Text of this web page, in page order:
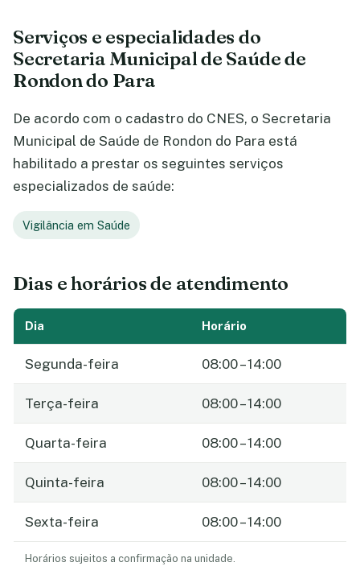
Serviços e especialidades do
Secretaria Municipal de Saúde de
Rondon do Para
De acordo com o cadastro do CNES, o Secretaria
Municipal de Saúde de Rondon do Para está
habilitado a prestar os seguintes serviços
especializados de saúde:
Vigilância em Saúde
Dias e horários de atendimento
Dia Horário
Segunda-feira 08:00 – 14:00
Terça-feira 08:00 – 14:00
Quarta-feira 08:00 – 14:00
Quinta-feira 08:00 – 14:00
Sexta-feira 08:00 – 14:00
Horários sujeitos a confirmação na unidade.